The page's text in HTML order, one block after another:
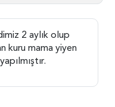
2 aylık olup
kuru mama yiyen